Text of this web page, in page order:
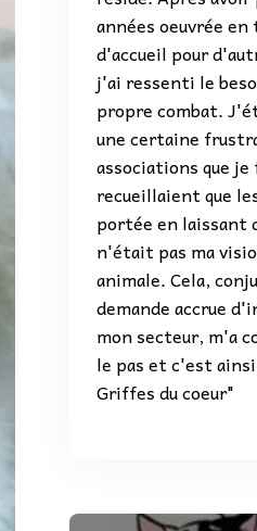
années oeuvrée
d'accueil pour
j'ai ressenti le
propre combat.
une certaine
associations que
recueillaient que
portée en laissant
n'était pas ma
animale. Cela,
demande accrue
mon secteur, m'a
le pas et c'est
Griffes du coeur"